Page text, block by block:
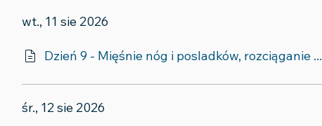
wt., 11 sie 2026
Dzień 9 - Mięśnie nóg i posladków, rozciąganie ...
śr., 12 sie 2026